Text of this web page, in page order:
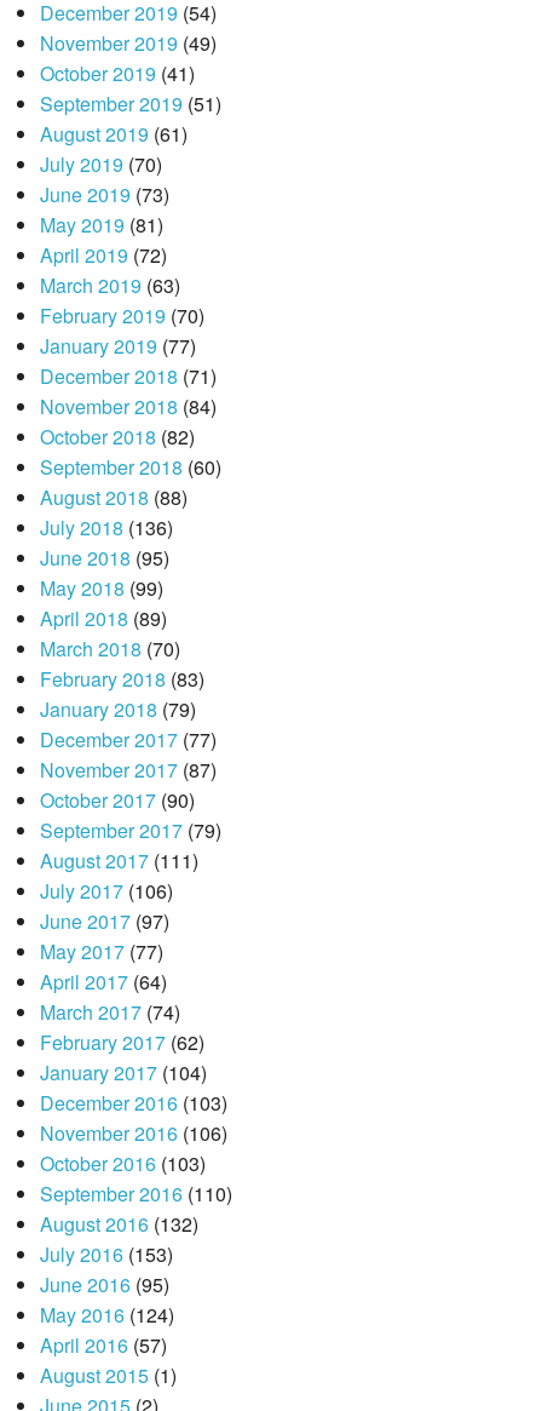
December 2019 (54)
November 2019 (49)
October 2019 (41)
September 2019 (51)
August 2019 (61)
July 2019 (70)
June 2019 (73)
May 2019 (81)
April 2019 (72)
March 2019 (63)
February 2019 (70)
January 2019 (77)
December 2018 (71)
November 2018 (84)
October 2018 (82)
September 2018 (60)
August 2018 (88)
July 2018 (136)
June 2018 (95)
May 2018 (99)
April 2018 (89)
March 2018 (70)
February 2018 (83)
January 2018 (79)
December 2017(77)
November 2017(87)
October 2017(90)
September 2017(79)
August 2017(111)
July 2017(106)
June 2017(97)
May 2017(77)
April 2017(64)
March 2017(74)
February 2017(62)
January 2017(104)
December 2016(103)
November 2016(106)
October 2016(103)
September 2016(110)
August 2016(132)
July 2016(153)
June 2016(95)
May 2016(124)
April 2016(57)
August 2015(1)
June 2015(2)